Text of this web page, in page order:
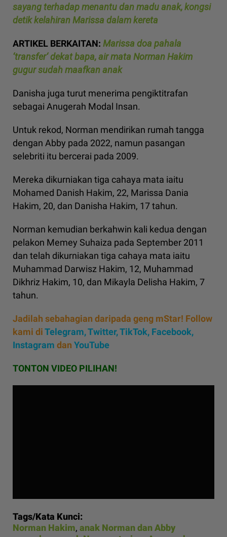
sayang terhadap menantu dan madu anak, kongsi
detik kelahiran Marissa dalam kereta
ARTIKEL BERKAITAN: Marissa doa pahala
‘transfer‘ dekat bapa, air mata Norman Hakim
gugur sudah maafkan anak
Danisha juga turut menerima pengiktitrafan
sebagai Anugerah Modal Insan.
Untuk rekod, Norman mendirikan rumah tangga
dengan Abby pada 2022, namun pasangan
selebriti itu bercerai pada 2009.
Mereka dikurniakan tiga cahaya mata iaitu
Mohamed Danish Hakim, 22, Marissa Dania
Hakim, 20, dan Danisha Hakim, 17 tahun.
Norman kemudian berkahwin kali kedua dengan
pelakon Memey Suhaiza pada September 2011
dan telah dikurniakan tiga cahaya mata iaitu
Muhammad Darwisz Hakim, 12, Muhammad
Dikhriz Hakim, 10, dan Mikayla Delisha Hakim, 7
tahun.
Jadilah sebahagian daripada geng mStar! Follow
kami diTelegram,Twitter,TikTok, Facebook,
Instagram dan YouTube
TONTON VIDEO PILIHAN!
Tags/Kata Kunci:
Norman Hakim, anak Norman dan Abby